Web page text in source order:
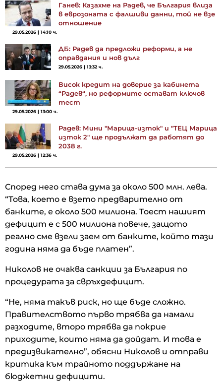
Ганев: Казахме на Радев, че България влиза
в еврозоната с фалшиви данни, той не взе
отношение
29.05.2026 | 14:10 ч.
ДБ: Радев да предложи реформи, а не
оправдания и нов дълг
29.05.2026 | 13:32 ч.
Висок кредит на доверие за кабинета
“Радев“, но реформите остават ключов
тест
29.05.2026 | 13:00 ч.
Радев: Мини "Марица-изток" и "ТЕЦ Марица
изток 2" ще продължат да работят до
2038 г.
29.05.2026 | 12:36 ч.
Според него става дума за около 500 млн. лева.
“Това, което е взето предварително от
банките, е около 500 милиона. Тоест нашият
дефицит е с 500 милиона повече, защото
реално сме взели заем от банките, който тази
година няма да бъде платен”.
Николов не очаква санкции за България по
процедурата за свръхдефицит.
“Не, няма такъв риск, но ще бъде сложно.
Правителството първо трябва да намали
разходите, второ трябва да покрие
приходите, които няма да дойдат. И това е
предизвикателно”, обясни Николов и отправи
критика към трайното поддържане на
бюджетни дефицити.